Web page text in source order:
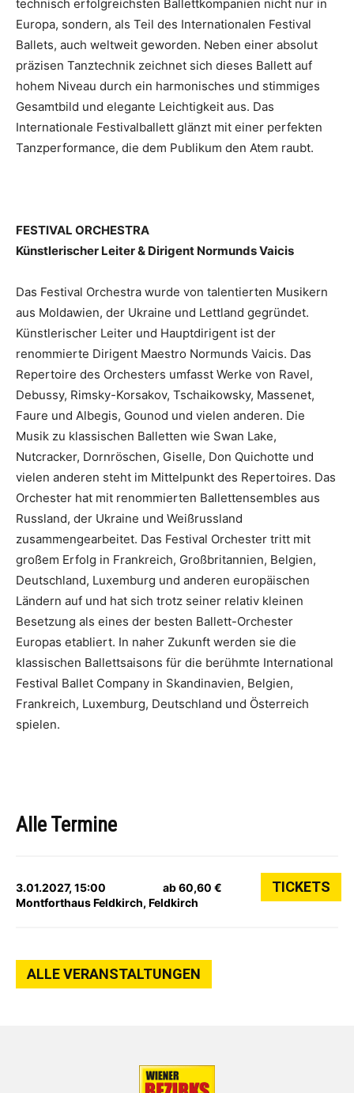
technisch erfolgreichsten Ballettkompanien nicht nur in
Europa, sondern, als Teil des Internationalen Festival
Ballets, auch weltweit geworden. Neben einer absolut
präzisen Tanztechnik zeichnet sich dieses Ballett auf
hohem Niveau durch ein harmonisches und stimmiges
Gesamtbild und elegante Leichtigkeit aus. Das
Internationale Festivalballett glänzt mit einer perfekten
Tanzperformance, die dem Publikum den Atem raubt.
FESTIVAL ORCHESTRA
Künstlerischer Leiter & Dirigent Normunds Vaicis
Das Festival Orchestra wurde von talentierten Musikern
aus Moldawien, der Ukraine und Lettland gegründet.
Künstlerischer Leiter und Hauptdirigent ist der
renommierte Dirigent Maestro Normunds Vaicis. Das
Repertoire des Orchesters umfasst Werke von Ravel,
Debussy, Rimsky-Korsakov, Tschaikowsky, Massenet,
Faure und Albegis, Gounod und vielen anderen. Die
Musik zu klassischen Balletten wie Swan Lake,
Nutcracker, Dornröschen, Giselle, Don Quichotte und
vielen anderen steht im Mittelpunkt des Repertoires. Das
Orchester hat mit renommierten Ballettensembles aus
Russland, der Ukraine und Weißrussland
zusammengearbeitet. Das Festival Orchester tritt mit
großem Erfolg in Frankreich, Großbritannien, Belgien,
Deutschland, Luxemburg und anderen europäischen
Ländern auf und hat sich trotz seiner relativ kleinen
Besetzung als eines der besten Ballett-Orchester
Europas etabliert. In naher Zukunft werden sie die
klassischen Ballettsaisons für die berühmte International
Festival Ballet Company in Skandinavien, Belgien,
Frankreich, Luxemburg, Deutschland und Österreich
spielen.
Alle Termine
3.01.2027, 15:00
Montforthaus Feldkirch, Feldkirch
ab 60,60 € TICKETS
ALLE VERANSTALTUNGEN